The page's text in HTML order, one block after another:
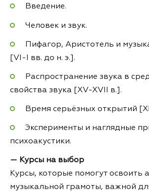
Введение.
Человек и звук.
Пифагор, Аристотель и
[VI-I вв. до н. э.].
Распространение звука в
свойства звука [XV-XVII в.].
Время серьёзных открытий
Эксперименты и наглядные
психоакустики.
— Курсы на выбор
Курсы, которые помогут освоить
музыкальной грамоты, важной